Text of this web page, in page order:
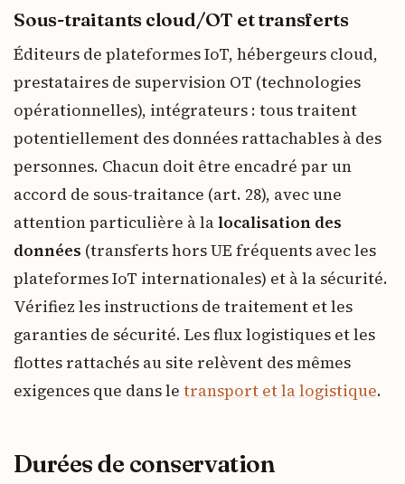
Sous-traitants cloud/OT et transferts
Éditeurs de plateformes IoT, hébergeurs cloud,
prestataires de supervision OT (technologies
opérationnelles), intégrateurs : tous traitent
potentiellement des données rattachables à des
personnes. Chacun doit être encadré par un
accord de sous-traitance (art. 28), avec une
attention particulière à lalocalisation des
données (transferts hors UE fréquents avec les
plateformes IoT internationales) et à la sécurité.
Vérifiez les instructions de traitement et les
garanties de sécurité. Les flux logistiques et les
flottes rattachés au site relèvent des mêmes
exigences que dans le transport et la logistique.
Durées de conservation